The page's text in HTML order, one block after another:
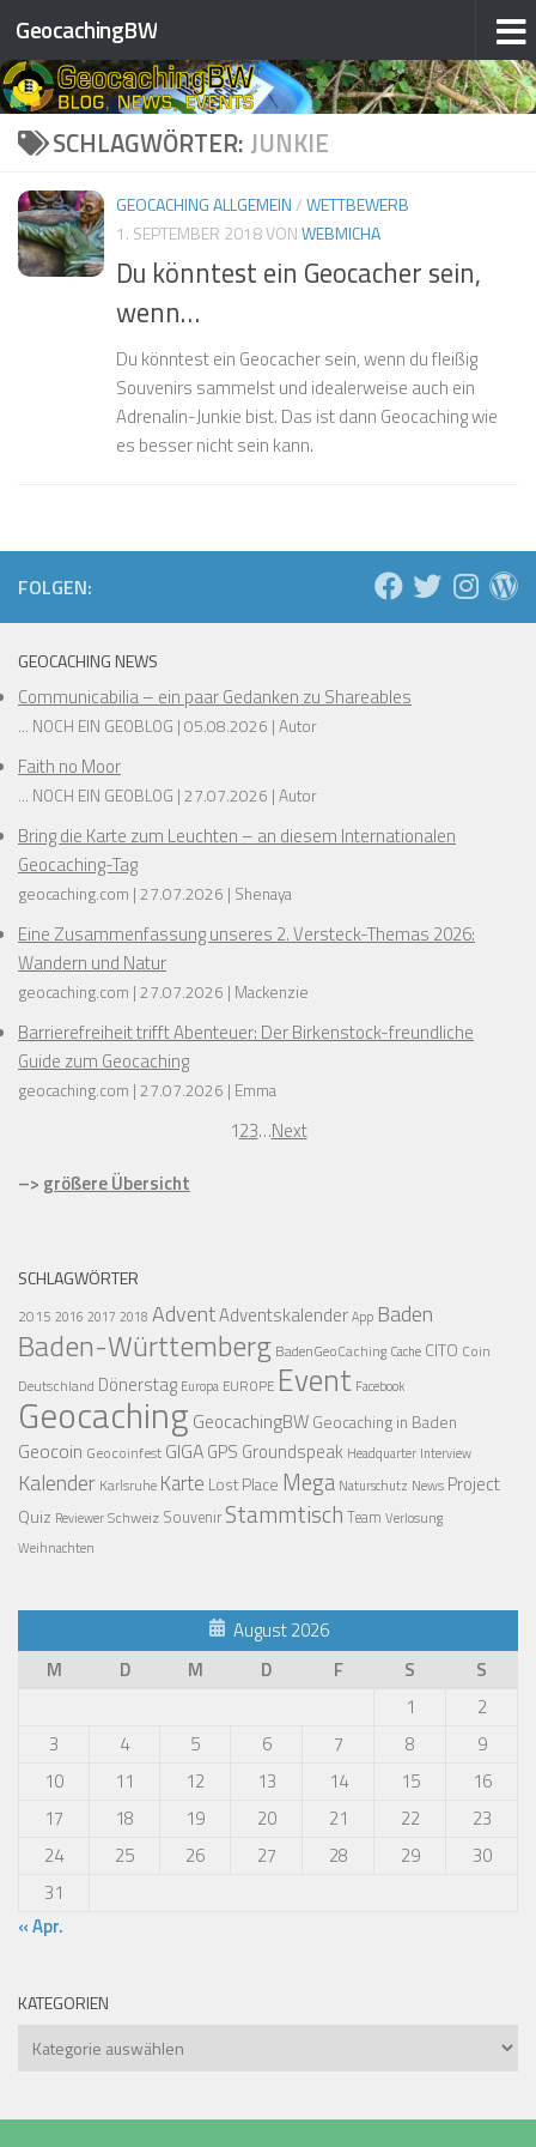
❅
❅
❅
❅
❅
❅
❅
❅
❅
❅
❅
❅ ❅
❅
❅
Zum Inhalt springen
GeocachingBW
SCHLAGWÖRTER: JUNKIE
GEOCACHING ALLGEMEIN/WETTBEWERB
1. SEPTEMBER 2018VONWEBMICHA
Du könntest ein Geocacher sein,
wenn…
Du könntest ein Geocacher sein, wenn du fleißig
Souvenirs sammelst und idealerweise auch ein
Adrenalin-Junkie bist. Das ist dann Geocaching wie
es besser nicht sein kann.
FOLGEN:
GEOCACHING NEWS
Communicabilia – ein paar Gedanken zu Shareables
... NOCH EIN GEOBLOG 05.08.2026 Autor
Faith no Moor
... NOCH EIN GEOBLOG 27.07.2026 Autor
Bring die Karte zum Leuchten – an diesem Internationalen
Geocaching-Tag
geocaching.com 27.07.2026 Shenaya
Eine Zusammenfassung unseres 2. Versteck-Themas 2026:
Wandern und Natur
geocaching.com 27.07.2026 Mackenzie
Barrierefreiheit trifft Abenteuer: Der Birkenstock-freundliche
Guide zum Geocaching
geocaching.com 27.07.2026 Emma
123…Next
–> größere Übersicht
SCHLAGWÖRTER
2015 2016 2017 2018 AdventAdventskalenderApp Baden
Baden-Württemberg BadenGeoCaching Cache CITO Coin
Deutschland Dönerstag Europa EUROPE Event Facebook
Geocaching GeocachingBW Geocaching in Baden
Geocoin Geocoinfest GIGAGPS Groundspeak Headquarter Interview
Kalender Karlsruhe Karte Lost Place Mega Naturschutz News Project
Quiz ReviewerSchweiz Souvenir Stammtisch Team Verlosung
Weihnachten
August 2026
M
D M D F S
S
1
2
3
4 5 6 7 8
9
10
11 12 13 14 15
16
17
18 19 20 21 22
23
24
25 26 27 28 29
30
31
« Apr.
KATEGORIEN
Kategorien